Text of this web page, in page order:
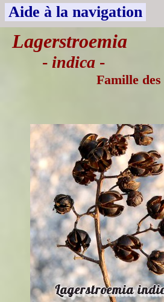
Aide à la navigation
Lagerstroemia
- indica -
Famille des